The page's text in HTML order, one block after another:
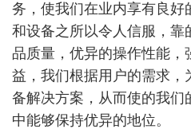
务，使我们在业内享有良好
和设备之所以令人信服，靠
品质量，优异的操作性能，
益，我们根据用户的需求，
备解决方案，从而使的我们
中能够保持优异的地位。